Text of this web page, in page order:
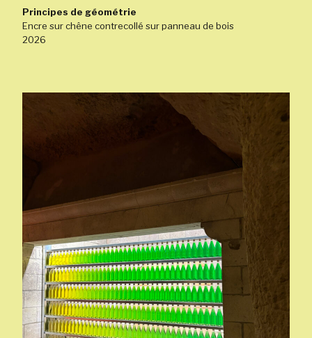
Principes de géométrie
Encre sur chêne contrecollé sur panneau de bois
2026